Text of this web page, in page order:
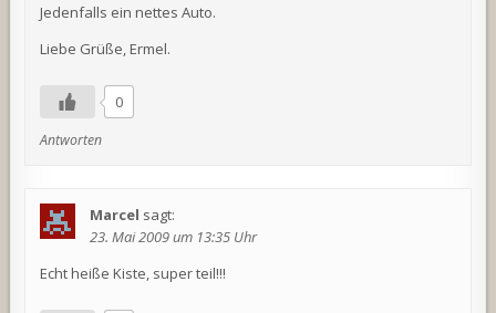
Jedenfalls ein nettes Auto.
Liebe Grüße, Ermel.
0
Antworten
Marcel sagt:
23. Mai 2009 um 13:35 Uhr
Echt heiße Kiste, super teil!!!